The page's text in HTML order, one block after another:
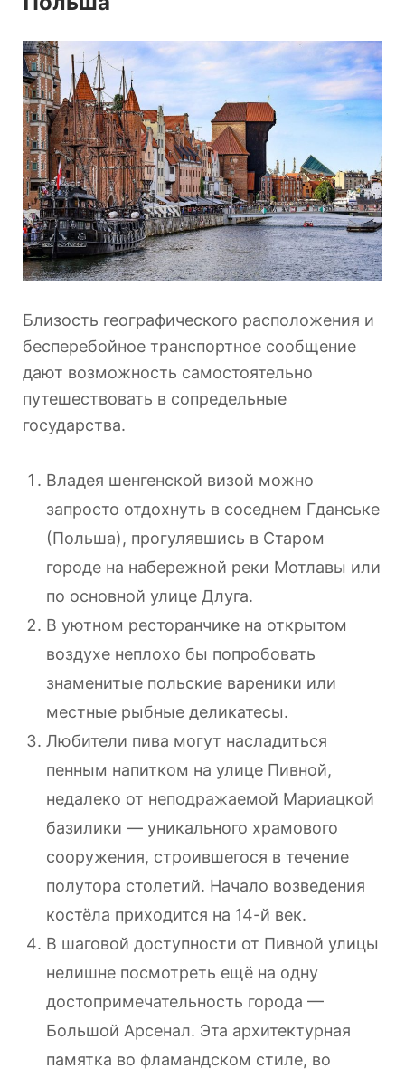
Близость географического расположения и
бесперебойное транспортное сообщение
дают возможность самостоятельно
путешествовать в сопредельные
государства.
Владея шенгенской визой можно
запросто отдохнуть в соседнем Гданське
(Польша), прогулявшись в Старом
городе на набережной реки Мотлавы или
по основной улице Длуга.
В уютном ресторанчике на открытом
воздухе неплохо бы попробовать
знаменитые польские вареники или
местные рыбные деликатесы.
Любители пива могут насладиться
пенным напитком на улице Пивной,
недалеко от неподражаемой Мариацкой
базилики — уникального храмового
сооружения, строившегося в течение
полутора столетий. Начало возведения
костёла приходится на 14-й век.
В шаговой доступности от Пивной улицы
нелишне посмотреть ещё на одну
достопримечательность города —
Большой Арсенал. Эта архитектурная
памятка во фламандском стиле, во